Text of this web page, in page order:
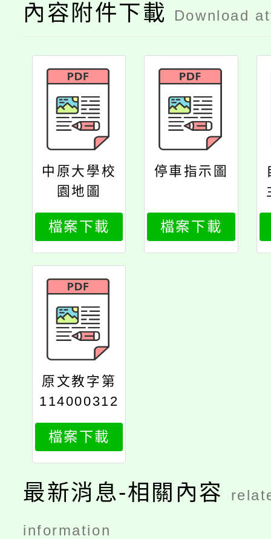
內容附件下載 Download
中原大學校
園地圖
檔案下載
停車指示圖
檔案下載
原文教字第
114000312
9號
檔案下載
最新消息-相關內容
information